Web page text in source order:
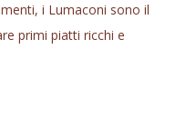
i Lumaconi sono il
primi piatti ricchi e